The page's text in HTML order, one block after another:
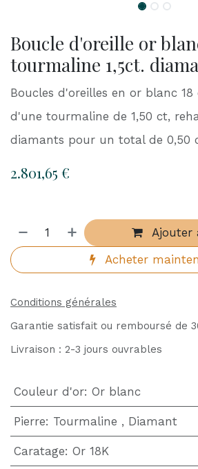
Boucle d'oreille or
tourmaline 1,5ct.
Boucles d'oreilles en or blanc 18
d'une tourmaline de 1,50 ct,
diamants pour un total de 0,50
2.801,65 €
Ajouter
Acheter
Conditions générales
Garantie satisfait ou remboursé de
Livraison : 2-3 jours ouvrables
Couleur d'or: Or blanc
Pierre: Tourmaline , Diamant
Caratage: Or 18K